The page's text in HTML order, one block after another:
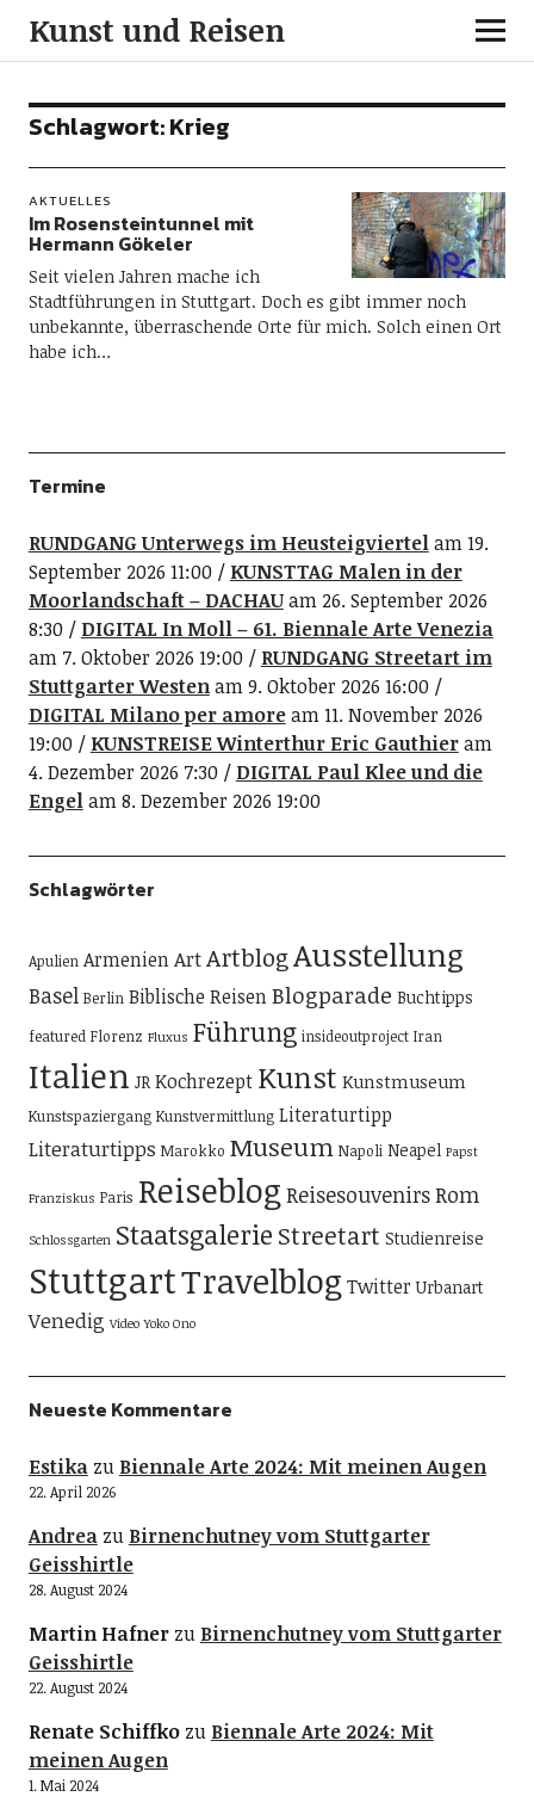
Kunst und Reisen
Schlagwort:Krieg
AKTUELLES
Im Rosensteintunnel mit
Hermann Gökeler
Seit vielen Jahren mache ich
Stadtführungen in Stuttgart. Doch es gibt immer noch
unbekannte, überraschende Orte für mich. Solch einen Ort
habe ich…
Termine
RUNDGANG Unterwegs im Heusteigviertelam 19.
September 2026 11:00
KUNSTTAG Malen in der
Moorlandschaft – DACHAUam 26. September 2026
8:30
DIGITAL In Moll – 61. Biennale Arte Venezia
am 7. Oktober 2026 19:00
RUNDGANG Streetart im
Stuttgarter Westenam 9. Oktober 2026 16:00
DIGITAL Milano per amoream 11. November 2026
19:00
KUNSTREISE Winterthur Eric Gauthieram
4. Dezember 2026 7:30
DIGITAL Paul Klee und die
Engelam 8. Dezember 2026 19:00
Schlagwörter
Apulien ArmenienArtArtblogAusstellung
Basel Berlin Biblische ReisenBlogparade Buchtipps
featured Florenz Fluxus Führung insideoutproject Iran
Italien JR Kochrezept Kunst Kunstmuseum
Kunstspaziergang Kunstvermittlung Literaturtipp
Literaturtipps Marokko Museum Napoli Neapel Papst
Franziskus Paris Reiseblog ReisesouvenirsRom
Schlossgarten Staatsgalerie Streetart Studienreise
StuttgartTravelblog Twitter Urbanart
Venedig Video Yoko Ono
Neueste Kommentare
Estikazu Biennale Arte 2024: Mit meinen Augen
22. April 2026
Andreazu Birnenchutney vom Stuttgarter
Geisshirtle
28. August 2024
Martin Hafnerzu Birnenchutney vom Stuttgarter
Geisshirtle
22. August 2024
Renate Schiffkozu Biennale Arte 2024: Mit
meinen Augen
1. Mai 2024